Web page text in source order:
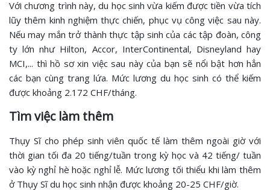
Với chương trình này, du học sinh vừa kiếm được tiền vừa tích
lũy thêm kinh nghiệm thực chiến, phục vụ công việc sau này.
Nếu may mắn trở thành thực tập sinh của các tập đoàn, công
ty lớn như Hilton, Accor, InterContinental, Disneyland hay
MCI,... thì hồ sơ xin việc sau này của bạn sẽ nổi bật hơn hẳn
các bạn cùng trang lứa. Mức lương du học sinh có thể kiếm
được khoảng 2.172 CHF/tháng.
Tìm việc làm thêm
Thụy Sĩ cho phép sinh viên quốc tế làm thêm ngoài giờ với
thời gian tối đa 20 tiếng/tuần trong kỳ học và 42 tiếng/ tuần
vào kỳ nghỉ hè hoặc nghỉ lễ. Mức lương tối thiểu khi làm thêm
ở Thụy Sĩ du học sinh nhận được khoảng 20-25 CHF/giờ.